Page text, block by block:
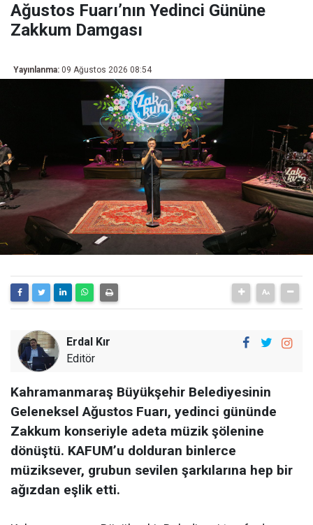
Ağustos Fuarı’nın Yedinci Gününe
Zakkum Damgası
Yayınlanma: 09 Ağustos 2026 08:54
Erdal Kır
Editör
Kahramanmaraş Büyükşehir Belediyesinin
Geleneksel Ağustos Fuarı, yedinci gününde
Zakkum konseriyle adeta müzik şölenine
dönüştü. KAFUM’u dolduran binlerce
müziksever, grubun sevilen şarkılarına hep bir
ağızdan eşlik etti.